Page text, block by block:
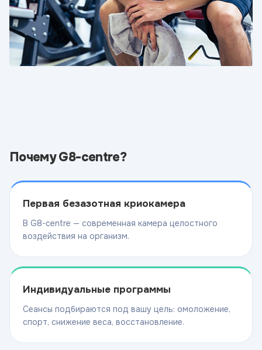
Почему G8-centre?
Первая безазотная криокамера
В G8-centre — современная камера целостного
воздействия на организм.
Индивидуальные программы
Сеансы подбираются под вашу цель: омоложение,
спорт, снижение веса, восстановление.